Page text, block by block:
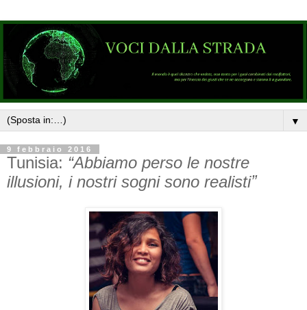
▼
9 febbraio 2016
Tunisia: “Abbiamo perso le nostre
illusioni, i nostri sogni sono realistiˮ